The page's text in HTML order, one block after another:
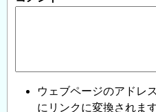
ウェブページのアドレ
にリンクに変換されます